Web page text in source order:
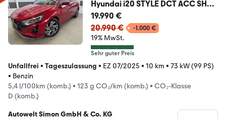
Hyundai i20 STYLE DCT ACC SHZ
NAVI RFK 1.0 T-GDi DCT ...
19.990 €
20.990 €
-1.000 €
19% MwSt.
Sehr guter Preis
Unfallfrei • Tageszulassung • EZ 07/2025 • 10 km • 73 kW (99 PS)
• Benzin
5,4 l/100km (komb.) • 123 g CO₂/km (komb.) • CO₂-Klasse
D (komb.)
Autowelt Simon GmbH & Co. KG